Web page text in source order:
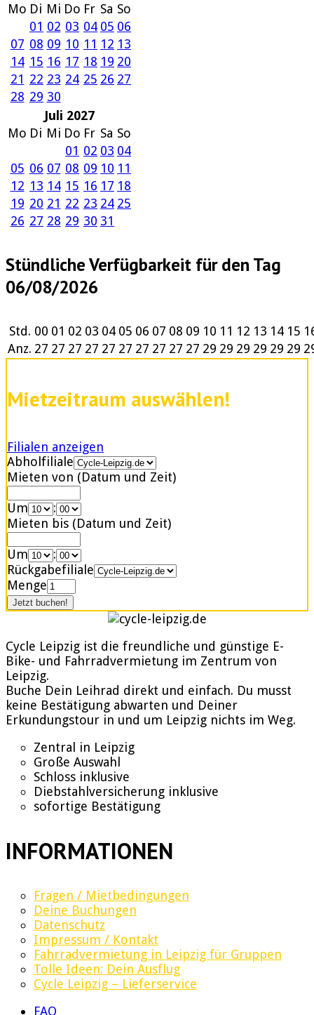
Mo Di Mi Do Fr Sa So
01 02 03 04 05 06
07 08 09 10 11 12 13
14 15 16 17 18 19 20
21 22 23 24 25 26 27
28 29 30
Juli 2027
Mo Di Mi Do Fr Sa So
01 02 03 04
05 06 07 08 09 10 11
12 13 14 15 16 17 18
19 20 21 22 23 24 25
26 27 28 29 30 31
Stündliche Verfügbarkeit für den Tag
06/08/2026
Std. 00 01 02 03 04 05 06 07 08 09 10 11 12 13 14 15
Anz. 27 27 27 27 27 27 27 27 27 27 29 29 29 29 29 29
Mietzeitraum auswählen!
Filialen anzeigen
Abholfiliale
Mieten von (Datum und Zeit)
Um
:
Mieten bis (Datum und Zeit)
Um
:
Rückgabefiliale
Menge
Cycle Leipzig ist die freundliche und günstige E-
Bike- und Fahrradvermietung im Zentrum von
Leipzig.
Buche Dein Leihrad direkt und einfach. Du musst
keine Bestätigung abwarten und Deiner
Erkundungstour in und um Leipzig nichts im Weg.
Zentral in Leipzig
Große Auswahl
Schloss inklusive
Diebstahlversicherung inklusive
sofortige Bestätigung
INFORMATIONEN
Fragen / Mietbedingungen
Deine Buchungen
Datenschutz
Impressum / Kontakt
Fahrradvermietung in Leipzig für Gruppen
Tolle Ideen: Dein Ausflug
Cycle Leipzig – Lieferservice
FAQ